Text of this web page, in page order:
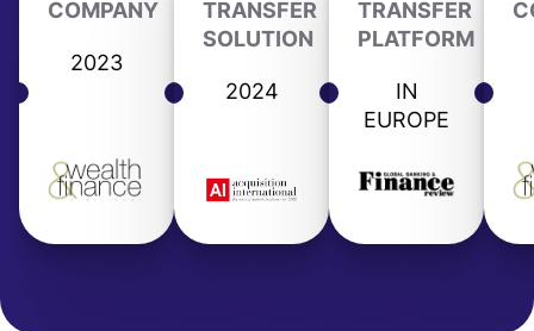
COMPANY
2023
TRANSFER
SOLUTION
2024
TRANSFER
PLATFORM
IN
EUROPE